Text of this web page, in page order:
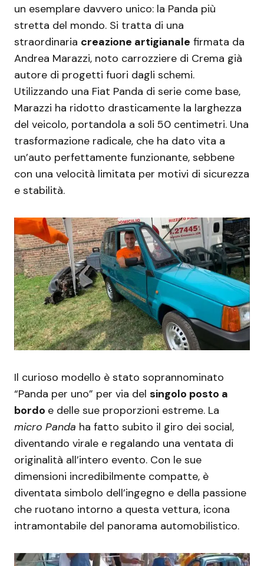
un esemplare davvero unico: la Panda più
stretta del mondo. Si tratta di una
straordinaria creazione artigianale firmata da
Andrea Marazzi, noto carrozziere di Crema già
autore di progetti fuori dagli schemi.
Utilizzando una Fiat Panda di serie come base,
Marazzi ha ridotto drasticamente la larghezza
del veicolo, portandola a soli 50 centimetri. Una
trasformazione radicale, che ha dato vita a
un’auto perfettamente funzionante, sebbene
con una velocità limitata per motivi di sicurezza
e stabilità.
Il curioso modello è stato soprannominato
“Panda per uno” per via del singolo posto a
bordo e delle sue proporzioni estreme. La
micro Panda ha fatto subito il giro dei social,
diventando virale e regalando una ventata di
originalità all’intero evento. Con le sue
dimensioni incredibilmente compatte, è
diventata simbolo dell’ingegno e della passione
che ruotano intorno a questa vettura, icona
intramontabile del panorama automobilistico.